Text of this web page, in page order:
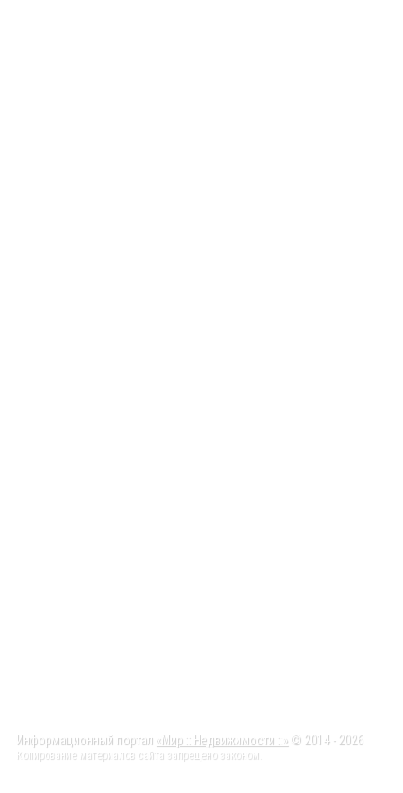
Информационный портал «Мир :: Недвижимости ::» © 2014 - 2026
Копирование материалов сайта запрещено законом.